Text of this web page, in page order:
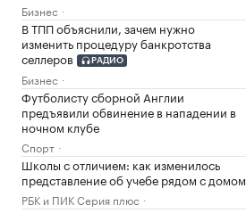
Бизнес
В ТПП объяснили, зачем нужно
изменить процедуру банкротства
селлеров
РАДИО
Бизнес
Футболисту сборной Англии
предъявили обвинение в нападении в
ночном клубе
Спорт
Школы с отличием: как изменилось
представление об учебе рядом с домом
РБК и ПИК Серия плюс